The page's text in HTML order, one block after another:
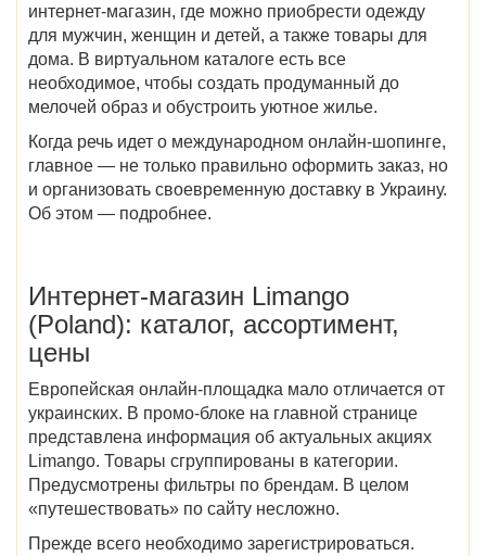
интернет-магазин, где можно приобрести одежду
для мужчин, женщин и детей, а также товары для
дома. В виртуальном каталоге есть все
необходимое, чтобы создать продуманный до
мелочей образ и обустроить уютное жилье.
Когда речь идет о международном онлайн-шопинге,
главное — не только правильно оформить заказ, но
и организовать своевременную доставку в Украину.
Об этом — подробнее.
Интернет-магазин Limango
(Poland): каталог, ассортимент,
цены
Европейская онлайн-площадка мало отличается от
украинских. В промо-блоке на главной странице
представлена информация об актуальных акциях
Limango. Товары сгруппированы в категории.
Предусмотрены фильтры по брендам. В целом
«путешествовать» по сайту несложно.
Прежде всего необходимо зарегистрироваться.